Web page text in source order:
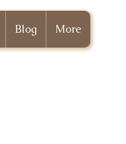
Blog More